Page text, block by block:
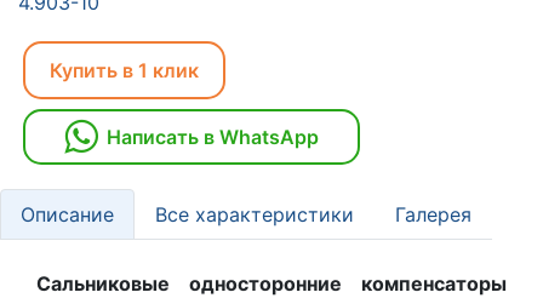
Купить в 1 клик
Написать в WhatsApp
Описание Все характеристики Галерея
Сальниковые односторонние компенсаторы